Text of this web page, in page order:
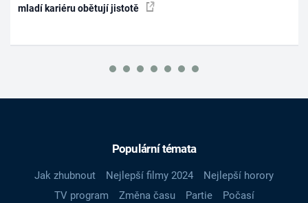
mladí kariéru obětují jistotě
Populární témata
Jak zhubnout Nejlepší filmy 2024
Nejlepší horory
TV program
Změna času Partie
Počasí